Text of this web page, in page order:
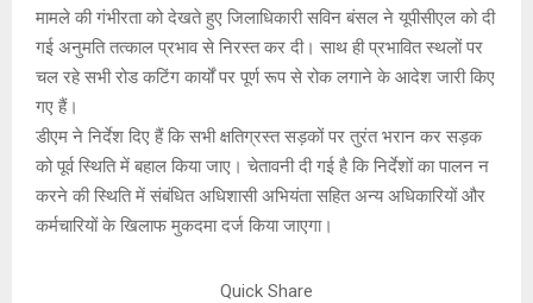
मामले की गंभीरता को देखते हुए जिलाधिकारी सविन बंसल ने यूपीसीएल को दी
गई अनुमति तत्काल प्रभाव से निरस्त कर दी। साथ ही प्रभावित स्थलों पर
चल रहे सभी रोड कटिंग कार्यों पर पूर्ण रूप से रोक लगाने के आदेश जारी किए
गए हैं।
डीएम ने निर्देश दिए हैं कि सभी क्षतिग्रस्त सड़कों पर तुरंत भरान कर सड़क
को पूर्व स्थिति में बहाल किया जाए। चेतावनी दी गई है कि निर्देशों का पालन न
करने की स्थिति में संबंधित अधिशासी अभियंता सहित अन्य अधिकारियों और
कर्मचारियों के खिलाफ मुकदमा दर्ज किया जाएगा।
Quick Share